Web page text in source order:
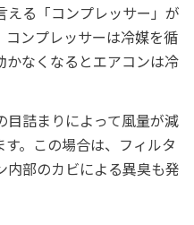
える「コンプレッサー」が
ンプレッサーは冷媒を循
なくなるとエアコンは冷
詰まりによって風量が減
。この場合は、フィルタ
内部のカビによる異臭も発